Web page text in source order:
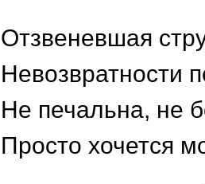
Отзвеневшая
Невозвратности
Не печальна, не
Просто хочется